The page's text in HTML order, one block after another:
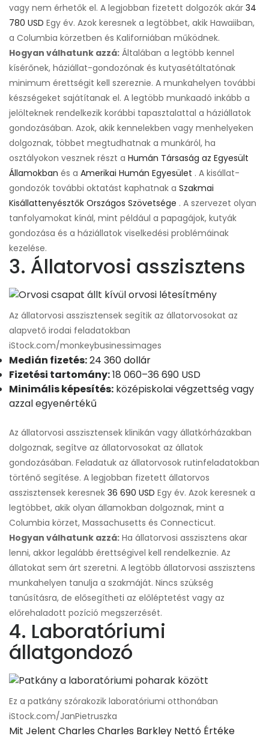
vagy nem érhetők el. A legjobban fizetett dolgozók akár 34
780 USD Egy év. Azok keresnek a legtöbbet, akik Hawaiiban,
a Columbia körzetben és Kaliforniában működnek.
Hogyan válhatunk azzá: Általában a legtöbb kennel
kísérőnek, háziállat-gondozónak és kutyasétáltatónak
minimum érettségit kell szereznie. A munkahelyen további
készségeket sajátítanak el. A legtöbb munkaadó inkább a
jelölteknek rendelkezik korábbi tapasztalattal a háziállatok
gondozásában. Azok, akik kennelekben vagy menhelyeken
dolgoznak, többet megtudhatnak a munkáról, ha
osztályokon vesznek részt a Humán Társaság az Egyesült
Államokban és a Amerikai Humán Egyesület . A kisállat-
gondozók további oktatást kaphatnak a Szakmai
Kisállattenyésztők Országos Szövetsége . A szervezet olyan
tanfolyamokat kínál, mint például a papagájok, kutyák
gondozása és a háziállatok viselkedési problémáinak
kezelése.
3. Állatorvosi asszisztens
Az állatorvosi asszisztensek segítik az állatorvosokat az
alapvető irodai feladatokban
iStock.com/monkeybusinessimages
Medián fizetés:24 360 dollár
Fizetési tartomány:18 060–36 690 USD
Minimális képesítés: középiskolai végzettség vagy
azzal egyenértékű
Az állatorvosi asszisztensek klinikán vagy állatkórházakban
dolgoznak, segítve az állatorvosokat az állatok
gondozásában. Feladatuk az állatorvosok rutinfeladatokban
történő segítése. A legjobban fizetett állatorvos
asszisztensek keresnek 36 690 USD Egy év. Azok keresnek a
legtöbbet, akik olyan államokban dolgoznak, mint a
Columbia körzet, Massachusetts és Connecticut.
Hogyan válhatunk azzá: Ha állatorvosi asszisztens akar
lenni, akkor legalább érettségivel kell rendelkeznie. Az
állatokat sem árt szeretni. A legtöbb állatorvosi asszisztens
munkahelyen tanulja a szakmáját. Nincs szükség
tanúsításra, de elősegítheti az előléptetést vagy az
előrehaladott pozíció megszerzését.
4. Laboratóriumi
állatgondozó
Ez a patkány szórakozik laboratóriumi otthonában
iStock.com/JanPietruszka
Mit Jelent Charles Charles Barkley Nettó Értéke